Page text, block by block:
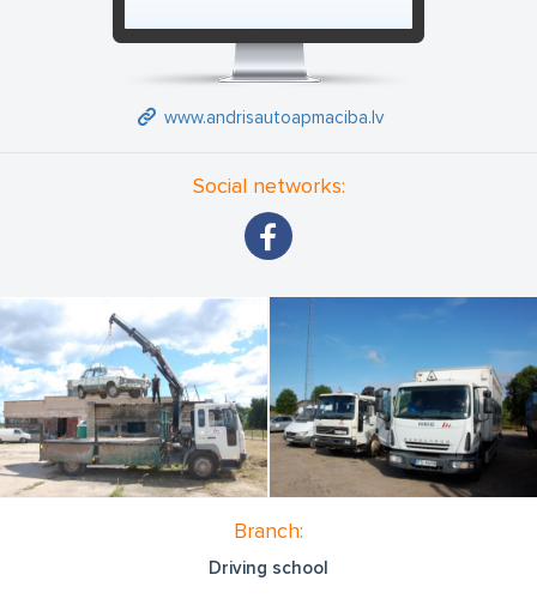
www.andrisautoapmaciba.lv
Social networks:
Branch:
Driving school